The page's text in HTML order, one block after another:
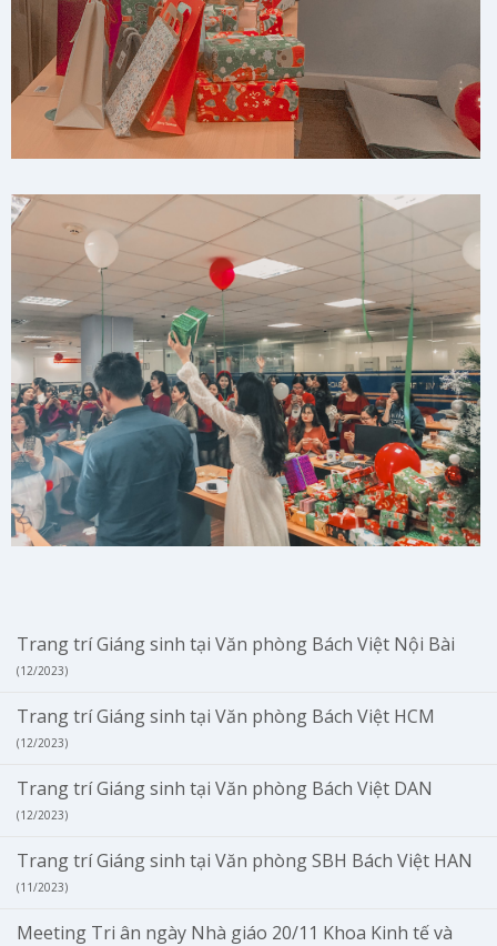
Trang trí Giáng sinh tại Văn phòng Bách Việt Nội Bài
(12/2023)
Trang trí Giáng sinh tại Văn phòng Bách Việt HCM
(12/2023)
Trang trí Giáng sinh tại Văn phòng Bách Việt DAN
(12/2023)
Trang trí Giáng sinh tại Văn phòng SBH Bách Việt HAN
(11/2023)
Meeting Tri ân ngày Nhà giáo 20/11 Khoa Kinh tế và